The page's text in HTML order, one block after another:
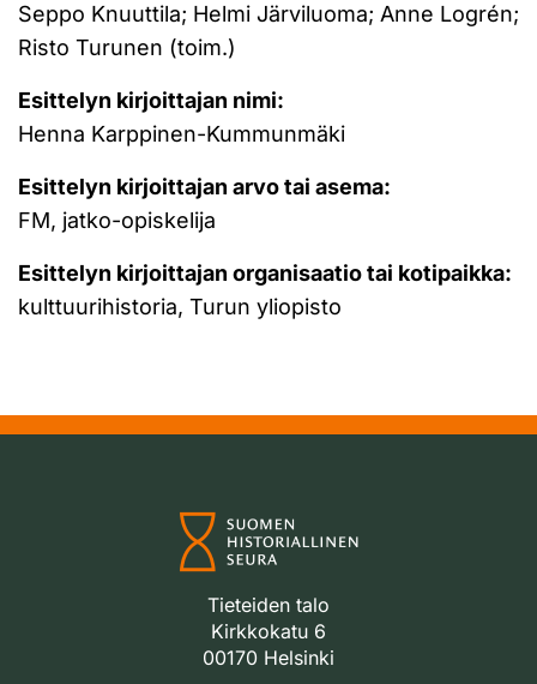
Seppo Knuuttila; Helmi Järviluoma; Anne Logrén;
Risto Turunen (toim.)
Esittelyn kirjoittajan nimi:
Henna Karppinen-Kummunmäki
Esittelyn kirjoittajan arvo tai asema:
FM, jatko-opiskelija
Esittelyn kirjoittajan organisaatio tai kotipaikka:
kulttuurihistoria, Turun yliopisto
Tieteiden talo
Kirkkokatu 6
00170 Helsinki